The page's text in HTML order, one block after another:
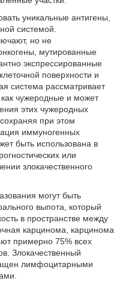
уникальные антигены,
системой.
но не
мутированные
экспрессированные
поверхности и
система рассматривает
чужеродные и может
этих чужеродных
при этом
иммуногенных
быть использована в
или
злокачественного
могут быть
выпота, который
в пространстве между
карцинома, карцинома
примерно 75% всех
Злокачественный
лимфоцитарными